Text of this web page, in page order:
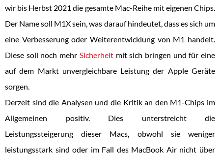
wir bis Herbst 2021 die gesamte Mac-Reihe mit eigenen Chips.
Der Name soll M1X sein, was darauf hindeutet, dass es sich um
eine Verbesserung oder Weiterentwicklung von M1 handelt.
Diese soll noch mehr Sicherheitmit sich bringen und für eine
auf dem Markt unvergleichbare Leistung der Apple Geräte
sorgen.
Derzeit sind die Analysen und die Kritik an den M1-Chips im
Allgemeinen positiv. Dies unterstreicht die
Leistungssteigerung dieser Macs, obwohl sie weniger
leistungsstark sind oder im Fall des MacBook Air nicht über